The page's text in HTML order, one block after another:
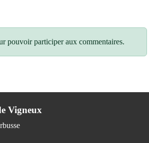
pouvoir participer aux commentaires.
Vigneux